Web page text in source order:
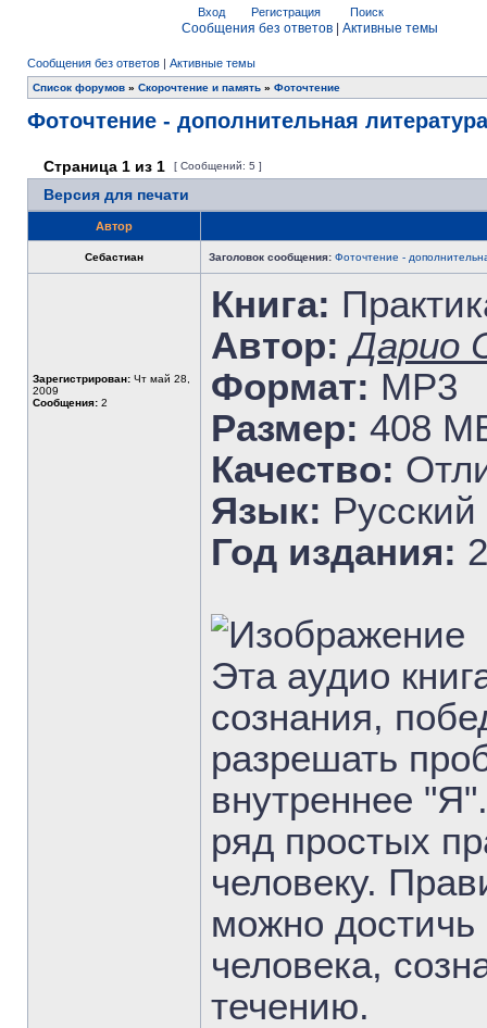
Вход Регистрация Поиск
Сообщения без ответов Активные темы
Сообщения без ответов | Активные темы
Список форумов » Скорочтение и память » Фоточтение
Фоточтение - дополнительная литература
Страница 1 из 1 [ Сообщений: 5 ]
Версия для печати
Автор
Себастиан Заголовок сообщения: Фоточтение -
Зарегистрирован: Чт май 28,
2009
Сообщения: 2
Книга:
Автор: Дарио
Формат: MP3
Размер: 408
Качество:
Язык: Русский
Год издания:
Эта аудио
сознания,
разрешать
внутреннее
ряд простых
человеку.
можно достичь
человека,
течению.